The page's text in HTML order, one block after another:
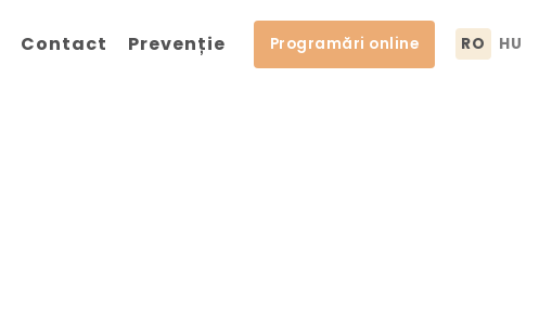
Contact Prevenție Programări online RO HU